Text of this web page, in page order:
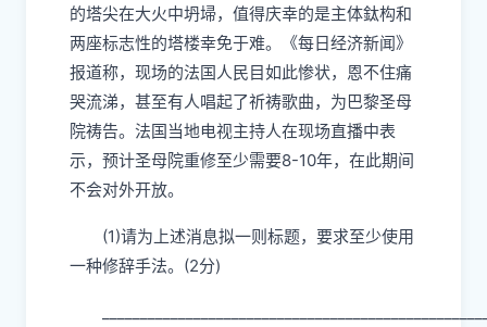
的塔尖在大火中坍埽，值得庆幸的是主体鈦构和
两座标志性的塔楼幸免于难。《每日经济新闻》
报道称，现场的法国人民目如此惨状，恩不住痛
哭流涕，甚至有人唱起了祈祷歌曲，为巴黎圣母
院祷告。法国当地电视主持人在现场直播中表
示，预计圣母院重修至少需要8-10年，在此期间
不会对外开放。
(1)请为上述消息拟一则标题，要求至少使用
一种修辞手法。 (2分)